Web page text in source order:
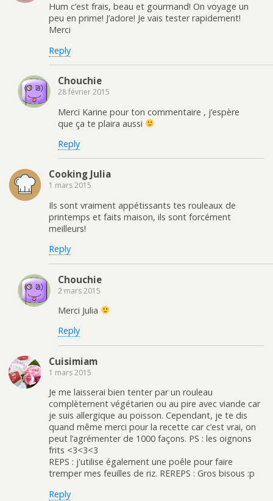
Hum c’est frais, beau et gourmand! On voyage un
peu en prime! J’adore! Je vais tester rapidement!
Merci
Reply
Chouchie
28 février 2015
Merci Karine pour ton commentaire , j’espère
que ça te plaira aussi
Reply
Cooking Julia
1 mars 2015
Ils sont vraiment appétissants tes rouleaux de
printemps et faits maison, ils sont forcément
meilleurs!
Reply
Chouchie
2 mars 2015
Merci Julia
Reply
Cuisimiam
1 mars 2015
Je me laisserai bien tenter par un rouleau
complètement végétarien ou au pire avec viande car
je suis allergique au poisson. Cependant, je te dis
quand même merci pour la recette car c’est vrai, on
peut l’agrémenter de 1000 façons. PS : les oignons
frits <3<3<3
REPS : j'utilise également une poêle pour faire
tremper mes feuilles de riz. REREPS : Gros bisous :p
Reply